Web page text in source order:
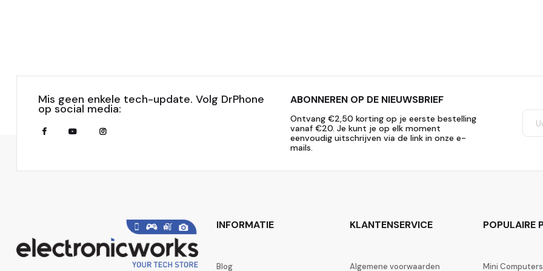
Mis geen enkele tech-update. Volg DrPhone
op social media:
ABONNEREN OP DE NIEUWSBRIEF
Ontvang €2,50 korting op je eerste bestelling
vanaf €20. Je kunt je op elk moment
eenvoudig uitschrijven via de link in onze e-
mails.
INFORMATIE
Blog
KLANTENSERVICE
Algemene voorwaarden
POPULAIRE
Mini Computers